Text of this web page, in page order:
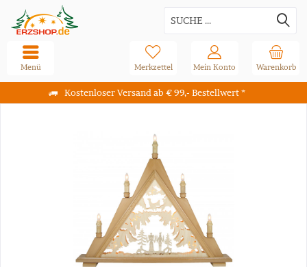
Kostenloser Versand ab € 99,- Bestellwert *
Warenkorb
Merkzettel Mein Konto
Menü